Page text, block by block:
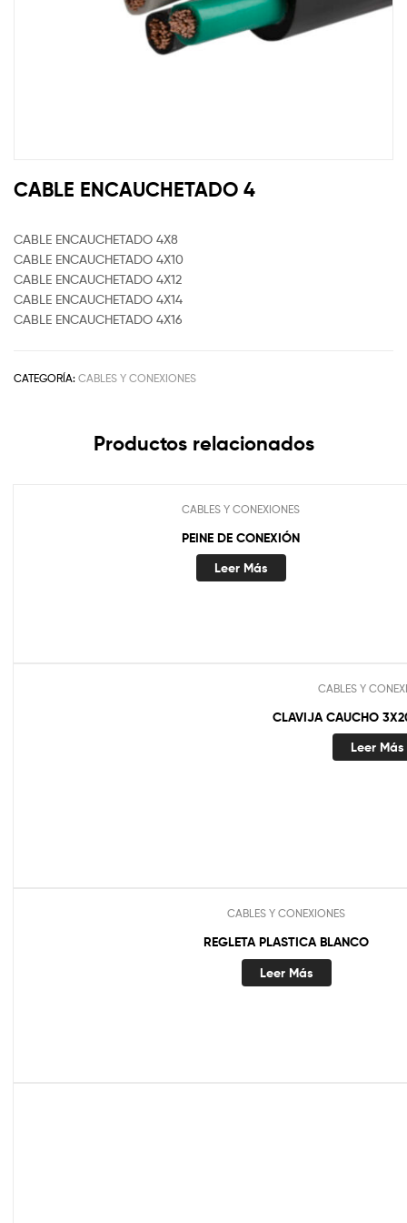
CABLE ENCAUCHETADO 4
CABLE ENCAUCHETADO 4X8
CABLE ENCAUCHETADO 4X10
CABLE ENCAUCHETADO 4X12
CABLE ENCAUCHETADO 4X14
CABLE ENCAUCHETADO 4X16
CATEGORÍA: CABLES Y CONEXIONES
Productos relacionados
CABLES Y CONEXIONES
PEINE DE CONEXIÓN
Leer Más
CABLES Y
CLAVIJA CAUCHO
Leer Más
CABLES Y CONEXIONES
REGLETA PLASTICA BLANCO
Leer Más